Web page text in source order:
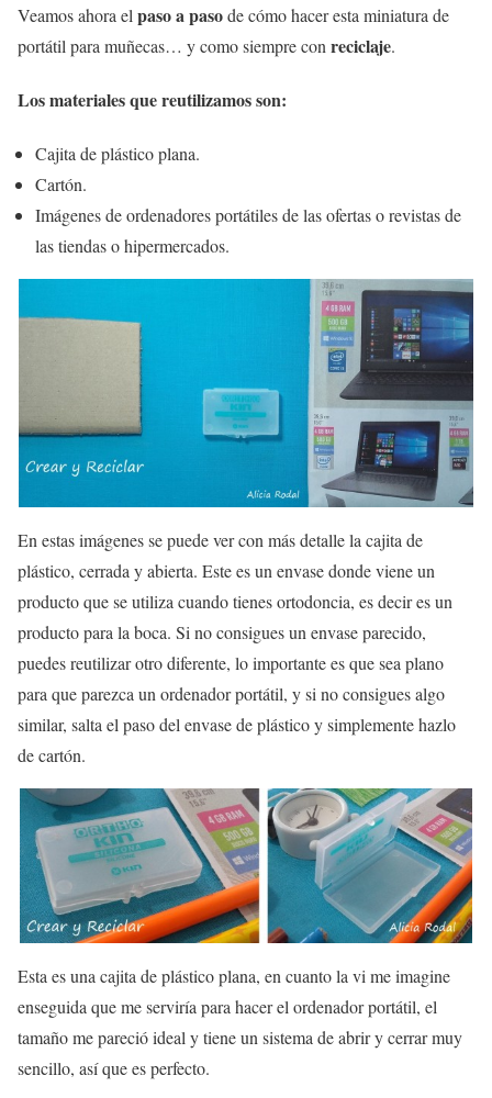
Veamos ahora el paso a pasode cómo hacer esta miniatura de
portátil para muñecas… y como siempre con reciclaje.
Losmaterialesque reutilizamos son:
Cajita de plástico plana.
Cartón.
Imágenes de ordenadores portátiles de las ofertas o revistas de
las tiendas o hipermercados.
En estas imágenes se puede ver con más detallela cajita de
plástico, cerrada y abierta. Este es un envase donde viene un
producto que se utiliza cuando tienes ortodoncia, es decir es un
producto para la boca. Si no consigues un envase parecido,
puedes reutilizar otro diferente, lo importante es que sea plano
para que parezca un ordenador portátil, y si no consigues algo
similar, salta el paso del envase de plástico y simplemente hazlo
de cartón.
Esta es una cajita de plástico plana, en cuanto la vi me imagine
enseguida que me serviría para hacer el ordenador portátil, el
tamaño me pareció ideal y tiene un sistema de abrir y cerrar muy
sencillo, así que es perfecto.